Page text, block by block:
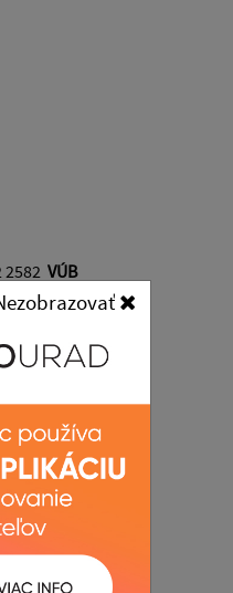
2582 VÚB
SLSP
obyvateľov z toho:
Hora má 60